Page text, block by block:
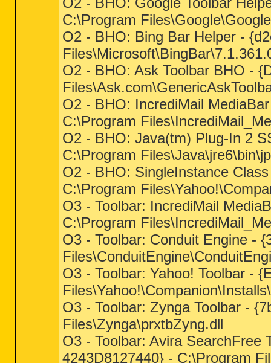
C:\Program
O2 - BHO: Bing Bar Helper -
O2 - BHO: Ask Toolbar BHO -
O2 - BHO: IncrediMail
C:\Program
O2 - BHO: Java(tm) Plug-In 2
C:\Program
O2 - BHO: SingleInstance
C:\Program
O3 - Toolbar: IncrediMail
C:\Program
O3 - Toolbar: Conduit Engine -
O3 - Toolbar: Yahoo! Toolbar -
O3 - Toolbar: Zynga Toolbar -
Files\Zynga\prxtbZyng.dll
O3 - Toolbar: Avira SearchFree
4243D8127440} - C:\Program